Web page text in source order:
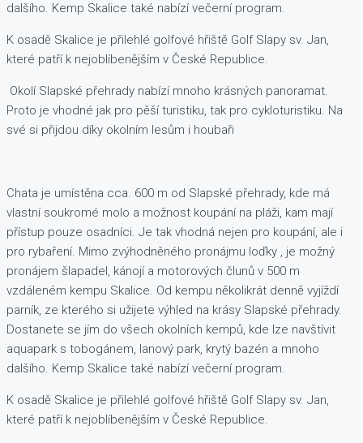
dalšího. Kemp Skalice také nabízí večerní program.
K osadě Skalice je přilehlé golfové hřiště Golf Slapy sv. Jan,
které patří k nejoblíbenějším v České Republice.
Okolí Slapské přehrady nabízí mnoho krásných panoramat.
Proto je vhodné jak pro pěší turistiku, tak pro cykloturistiku. Na
své si přijdou díky okolním lesům i houbaři
Chata je umístěna cca. 600 m od Slapské přehrady, kde má
vlastní soukromé molo a možnost koupání na pláži, kam mají
přístup pouze osadníci. Je tak vhodná nejen pro koupání, ale i
pro rybaření. Mimo zvýhodněného pronájmu loďky , je možný
pronájem šlapadel, kánojí a motorových člunů v 500 m
vzdáleném kempu Skalice. Od kempu několikrát denně vyjíždí
parník, ze kterého si užijete výhled na krásy Slapské přehrady.
Dostanete se jím do všech okolních kempů, kde lze navštívit
aquapark s tobogánem, lanový park, krytý bazén a mnoho
dalšího. Kemp Skalice také nabízí večerní program.
K osadě Skalice je přilehlé golfové hřiště Golf Slapy sv. Jan,
které patří k nejoblíbenějším v České Republice.